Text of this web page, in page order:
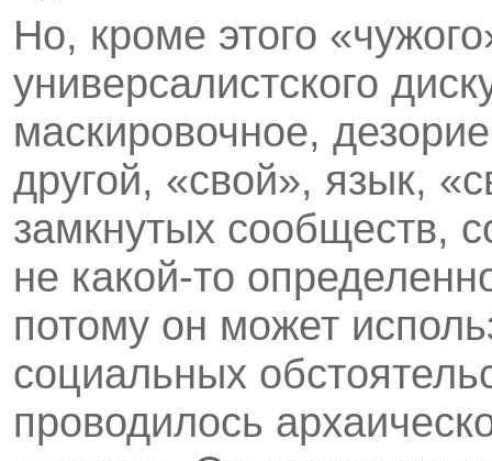
Но, кроме этого
универсалистского
маскировочное,
другой, «свой», язык,
замкнутых сообществ,
не какой-то
потому он может
социальных
проводилось